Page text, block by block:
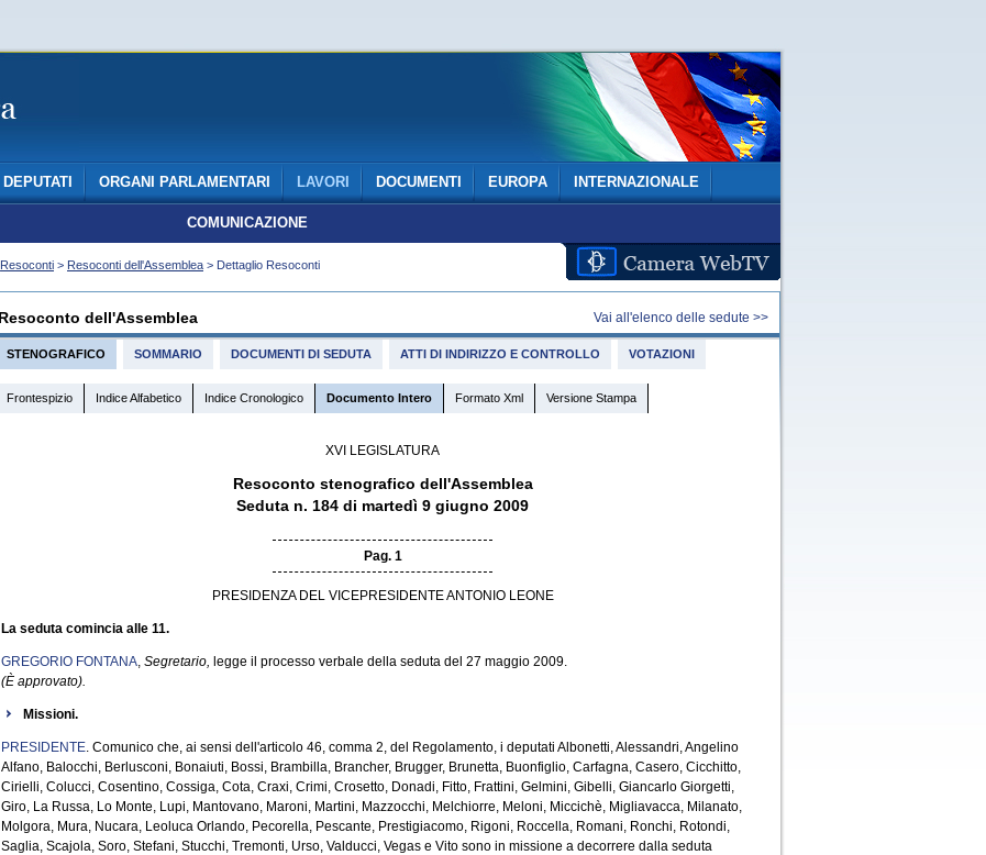
DEPUTATI ORGANI PARLAMENTARI LAVORI DOCUMENTI EUROPA INTERNAZIONALE
COMUNICAZIONE
Resoconti > Resoconti dell'Assemblea > Dettaglio Resoconti
Resoconto dell'Assemblea Vai all'elenco delle sedute >>
STENOGRAFICO SOMMARIO DOCUMENTI DI SEDUTA ATTI DI INDIRIZZO E CONTROLLO VOTAZIONI
Frontespizio Indice Alfabetico Indice Cronologico Documento Intero Formato Xml Versione Stampa
XVI LEGISLATURA
Resoconto stenografico dell'Assemblea
Seduta n. 184 di martedì 9 giugno 2009
Pag. 1
PRESIDENZA DEL VICEPRESIDENTE ANTONIO LEONE
La seduta comincia alle 11.
GREGORIO FONTANA, Segretario, legge il processo verbale della seduta del 27 maggio 2009.
(È approvato).
Missioni.
PRESIDENTE. Comunico che, ai sensi dell'articolo 46, comma 2, del Regolamento, i deputati Albonetti, Alessandri, Angelino
Alfano, Balocchi, Berlusconi, Bonaiuti, Bossi, Brambilla, Brancher, Brugger, Brunetta, Buonfiglio, Carfagna, Casero, Cicchitto,
Cirielli, Colucci, Cosentino, Cossiga, Cota, Craxi, Crimi, Crosetto, Donadi, Fitto, Frattini, Gelmini, Gibelli, Giancarlo Giorgetti,
Giro, La Russa, Lo Monte, Lupi, Mantovano, Maroni, Martini, Mazzocchi, Melchiorre, Meloni, Miccichè, Migliavacca, Milanato,
Molgora, Mura, Nucara, Leoluca Orlando, Pecorella, Pescante, Prestigiacomo, Rigoni, Roccella, Romani, Ronchi, Rotondi,
Saglia, Scajola, Soro, Stefani, Stucchi, Tremonti, Urso, Valducci, Vegas e Vito sono in missione a decorrere dalla seduta